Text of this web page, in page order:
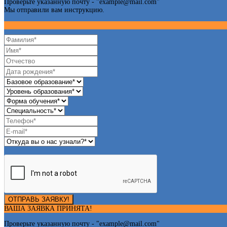
Проверьте указанную почту - "example@mail.com"
Мы отправили вам инструкцию.
ОТПРАВЬ ЗАЯВКУ!
ВАША ЗАЯВКА ПРИНЯТА!
Проверьте указанную почту - "example@mail.com"